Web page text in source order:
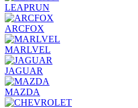
LEAPRUN
ARCFOX
MARLVEL
JAGUAR
MAZDA